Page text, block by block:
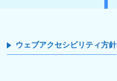
ウェブアクセシビリティ方針